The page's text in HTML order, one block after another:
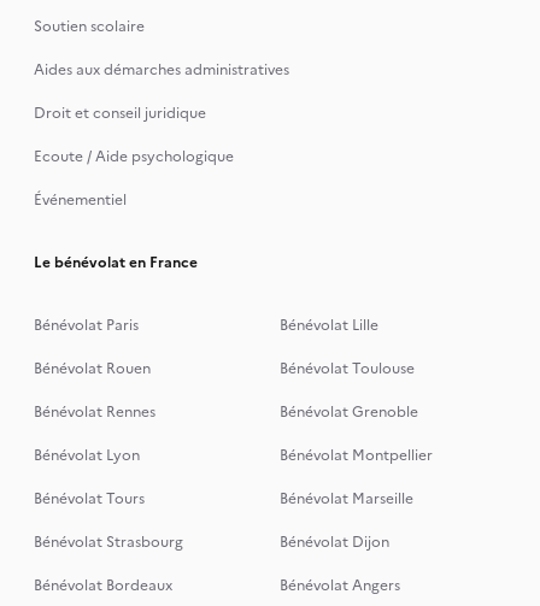
Soutien scolaire
Aides aux démarches administratives
Droit et conseil juridique
Ecoute / Aide psychologique
Événementiel
Le bénévolat en France
Bénévolat Paris
Bénévolat Lille
Bénévolat Rouen
Bénévolat Toulouse
Bénévolat Rennes
Bénévolat Grenoble
Bénévolat Lyon
Bénévolat Montpellier
Bénévolat Tours
Bénévolat Marseille
Bénévolat Strasbourg
Bénévolat Dijon
Bénévolat Bordeaux
Bénévolat Angers